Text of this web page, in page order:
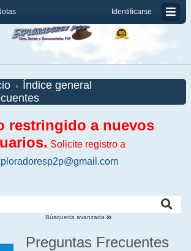
Identificarse
Índice general
restringido a nuevos
Solicite registro a
Búsqueda avanzada
Preguntas Frecuentes